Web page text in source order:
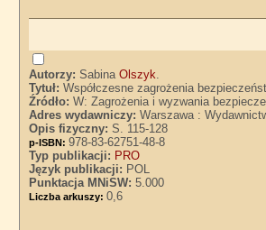
Autorzy:SabinaOlszyk.
Tytuł:Współczesne zagrożenia
Źródło:W: Zagrożenia i wyzwania
Adres wydawniczy:Warszawa :
Opis fizyczny:S. 115-128
p-ISBN:978-83-62751-48-8
Typ publikacji: PRO
Język publikacji: POL
Punktacja MNiSW:5.000
Liczba arkuszy:0,6